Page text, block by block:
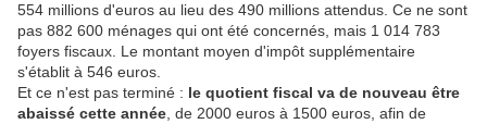
554 millions d'euros au lieu des 490 millions attendus. Ce ne sont
pas 882 600 ménages qui ont été concernés, mais 1 014 783
foyers fiscaux. Le montant moyen d'impôt supplémentaire
s'établit à 546 euros.
Et ce n'est pas terminé : le quotient fiscal va de nouveau être
abaissé cette année , de 2000 euros à 1500 euros, afin de